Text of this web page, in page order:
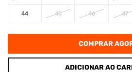
44 45 46 47
COMPRAR
ADICIONAR AO